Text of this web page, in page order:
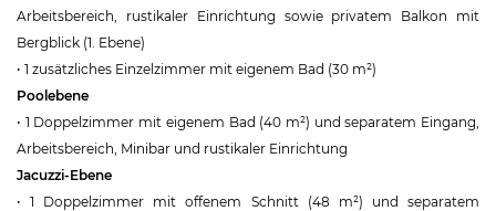
Arbeitsbereich, rustikaler Einrichtung sowie privatem Balkon mit
Bergblick (1. Ebene)
• 1 zusätzliches Einzelzimmer mit eigenem Bad (30 m²)
Poolebene
• 1 Doppelzimmer mit eigenem Bad (40 m²) und separatem Eingang,
Arbeitsbereich, Minibar und rustikaler Einrichtung
Jacuzzi-Ebene
• 1 Doppelzimmer mit offenem Schnitt (48 m²) und separatem